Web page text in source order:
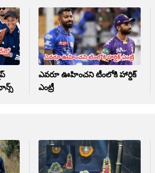
ఎవరూ ఊహించని టీంలోకి హార్దిక్
ఎంట్రీ